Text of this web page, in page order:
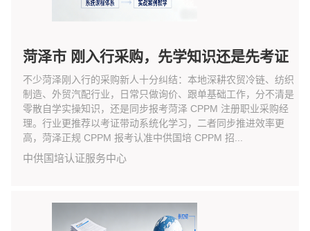
菏泽市 刚入行采购，先学知识还是先考证
不少菏泽刚入行的采购新人十分纠结：本地深耕农贸冷链、纺织
制造、外贸汽配行业，日常只做询价、跟单基础工作，分不清是
零散自学实操知识，还是同步报考菏泽 CPPM 注册职业采购经
理。行业更推荐以考证带动系统化学习，二者同步推进效率更
高，菏泽正规 CPPM 报考认准中供国培 CPPM 招...
中供国培认证服务中心